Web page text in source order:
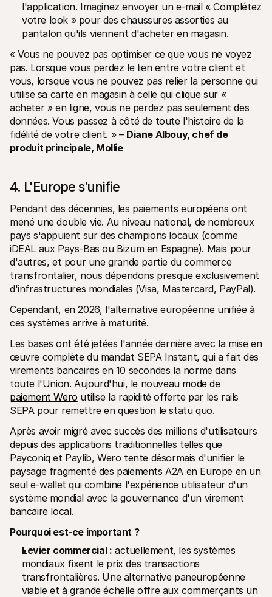
l'application. Imaginez envoyer un e-mail « Complétez
votre look » pour des chaussures assorties au
pantalon qu'ils viennent d'acheter en magasin.
« Vous ne pouvez pas optimiser ce que vous ne voyez
pas. Lorsque vous perdez le lien entre votre client et
vous, lorsque vous ne pouvez pas relier la personne qui
utilise sa carte en magasin à celle qui clique sur «
acheter » en ligne, vous ne perdez pas seulement des
données. Vous passez à côté de toute l'histoire de la
fidélité de votre client. » – Diane Albouy, chef de
produit principale, Mollie
4. L'Europe s’unifie
Pendant des décennies, les paiements européens ont
mené une double vie. Au niveau national, de nombreux
pays s'appuient sur des champions locaux (comme
iDEAL aux Pays-Bas ou Bizum en Espagne). Mais pour
d'autres, et pour une grande partie du commerce
transfrontalier, nous dépendons presque exclusivement
d'infrastructures mondiales (Visa, Mastercard, PayPal).
Cependant, en 2026, l'alternative européenne unifiée à
ces systèmes arrive à maturité.
Les bases ont été jetées l'année dernière avec la mise en
œuvre complète du mandat SEPA Instant, qui a fait des
virements bancaires en 10 secondes la norme dans
toute l'Union. Aujourd'hui, le nouveau mode de
paiement Wero utilise la rapidité offerte par les rails
SEPA pour remettre en question le statu quo.
Après avoir migré avec succès des millions d'utilisateurs
depuis des applications traditionnelles telles que
Payconiq et Paylib, Wero tente désormais d'unifier le
paysage fragmenté des paiements A2A en Europe en un
seul e-wallet qui combine l'expérience utilisateur d'un
système mondial avec la gouvernance d'un virement
bancaire local.
Pourquoi est-ce important ?
Levier commercial : actuellement, les systèmes
mondiaux fixent le prix des transactions
transfrontalières. Une alternative paneuropéenne
viable et à grande échelle offre aux commerçants un